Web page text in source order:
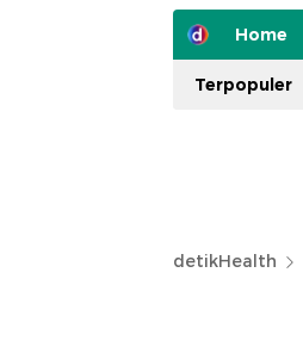
Home
Terpopuler
detikHealth